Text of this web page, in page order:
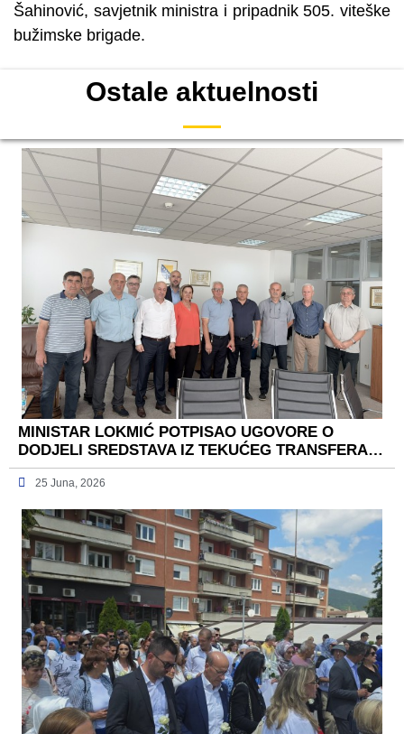
Šahinović, savjetnik ministra i pripadnik 505. viteške
bužimske brigade.
Ostale aktuelnosti
MINISTAR LOKMIĆ POTPISAO UGOVORE O
DODJELI SREDSTAVA IZ TEKUĆEG TRANSFERA…
25 Juna, 2026